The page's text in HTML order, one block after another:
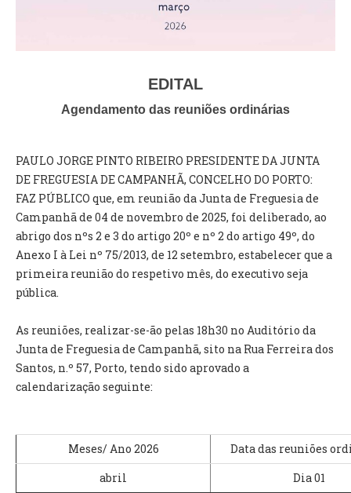
ASSEMBLEIA DE FREGUESIA
GRAVAÇÕES DAS REUNIÕES PÚBLICAS DO EXECUTIVO
DOCUMENTOS
ATAS E DOCUMENTOS DA ASSEMBLEIA
EDITAIS
REGULAMENTOS E TAXAS
RELATÓRIO E CONTAS
INVENTÁRIO
RECRUTAMENTO PESSOAL
CÓDIGO DE CONDUTA
SUBVENÇÕES PÚBLICAS
EDITAL
Agendamento das reuniões ordinárias
PAULO JORGE PINTO RIBEIRO PRESIDENTE DA JUNTA
DE FREGUESIA DE CAMPANHÃ, CONCELHO DO PORTO:
FAZ PÚBLICO que, em reunião da Junta de Freguesia de
Campanhã de 04 de novembro de 2025, foi deliberado, ao
abrigo dos nºs 2 e 3 do artigo 20º e nº 2 do artigo 49º, do
Anexo I à Lei nº 75/2013, de 12 setembro, estabelecer que a
primeira reunião do respetivo mês, do executivo seja
pública.
As reuniões, realizar-se-ão pelas 18h30 no Auditório da
Junta de Freguesia de Campanhã, sito na Rua Ferreira dos
Santos, n.º 57, Porto, tendo sido aprovado a
calendarização seguinte:
Meses/ Ano 2026
Data das reuniões
abril
Dia 01